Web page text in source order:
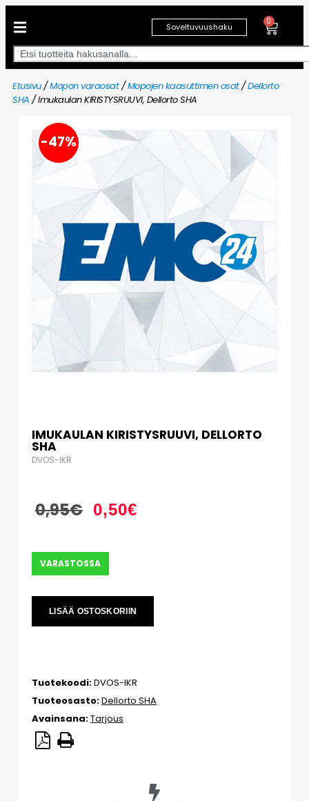
Soveltuvuushaku
0
Etusivu/Mopon varaosat/Mopojen kaasuttimen osat/Dellorto
SHA / Imukaulan KIRISTYSRUUVI, Dellorto SHA
-47%
IMUKAULAN KIRISTYSRUUVI, DELLORTO
SHA
DVOS-IKR
0,95€ 0,50€
VARASTOSSA
LISÄÄ OSTOSKORIIN
Tuotekoodi:DVOS-IKR
Tuoteosasto:Dellorto SHA
Avainsana:Tarjous